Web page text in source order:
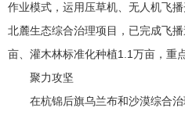
作业模式，运用压草机、无人机飞
北麓生态综合治理项目，已完成飞
亩、灌木林标准化种植1.1万亩，重
聚力攻坚
在杭锦后旗乌兰布和沙漠综合治